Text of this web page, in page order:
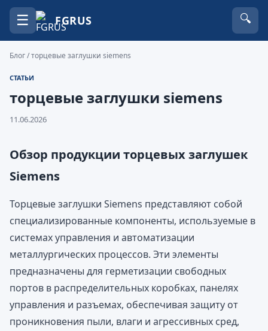
☰ FGRUS 🔍
Блог/ торцевые заглушки siemens
СТАТЬИ
торцевые заглушки siemens
11.06.2026
Обзор продукции торцевых заглушек
Siemens
Торцевые заглушки Siemens представляют собой
специализированные компоненты, используемые в
системах управления и автоматизации
металлургических процессов. Эти элементы
предназначены для герметизации свободных
портов в распределительных коробках, панелях
управления и разъемах, обеспечивая защиту от
проникновения пыли, влаги и агрессивных сред,